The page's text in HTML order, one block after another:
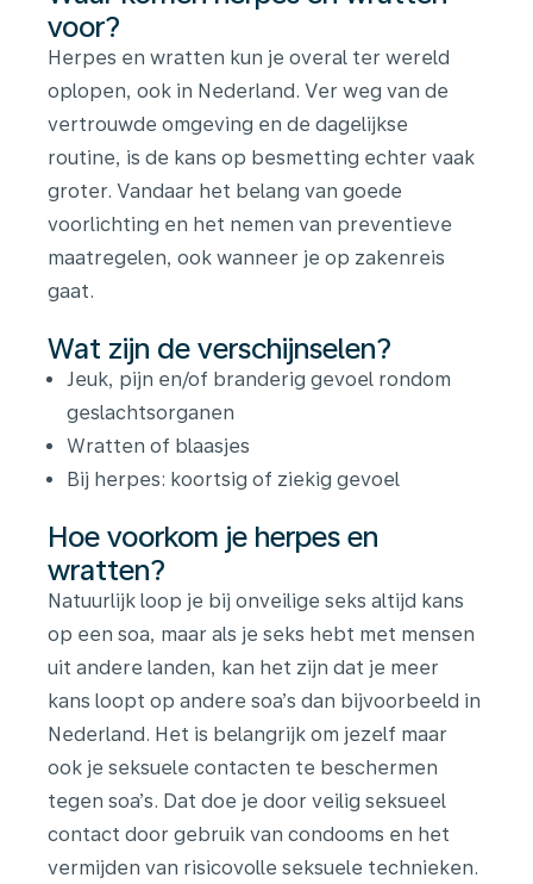
voor?
Herpes en wratten kun je overal ter wereld
oplopen, ook in Nederland. Ver weg van de
vertrouwde omgeving en de dagelijkse
routine, is de kans op besmetting echter vaak
groter. Vandaar het belang van goede
voorlichting en het nemen van preventieve
maatregelen, ook wanneer je op zakenreis
gaat.
Wat zijn de verschijnselen?
Jeuk, pijn en/of branderig gevoel rondom
geslachtsorganen
Wratten of blaasjes
Bij herpes: koortsig of ziekig gevoel
Hoe voorkom je herpes en
wratten?
Natuurlijk loop je bij onveilige seks altijd kans
op een soa, maar als je seks hebt met mensen
uit andere landen, kan het zijn dat je meer
kans loopt op andere soa’s dan bijvoorbeeld in
Nederland. Het is belangrijk om jezelf maar
ook je seksuele contacten te beschermen
tegen soa’s. Dat doe je door veilig seksueel
contact door gebruik van condooms en het
vermijden van risicovolle seksuele technieken.